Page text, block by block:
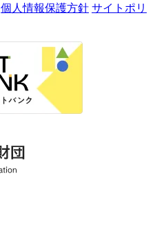
個人情報保護方針 サイトポリ